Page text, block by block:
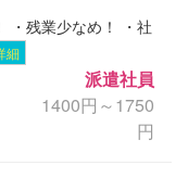
・残業少なめ！ ・社
細
派遣社員
1400円～1750
円